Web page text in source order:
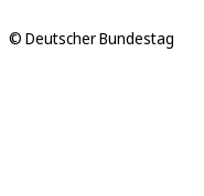
© Deutscher Bundestag